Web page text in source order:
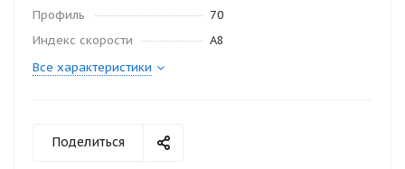
Профиль
70
Индекс скорости
А8
Все характеристики
Поделиться